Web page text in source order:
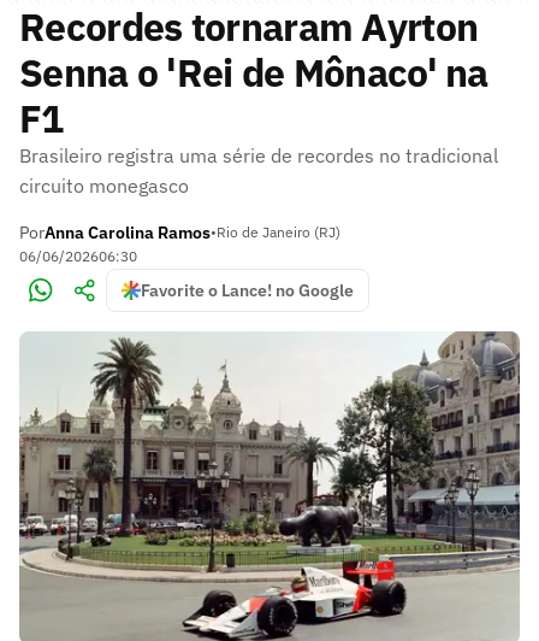
Recordes tornaram Ayrton
Senna o 'Rei de Mônaco' na
F1
Brasileiro registra uma série de recordes no tradicional
circuito monegasco
PorAnna Carolina Ramos•Rio de Janeiro (RJ)
06/06/202606:30
Favorite o Lance! no Google